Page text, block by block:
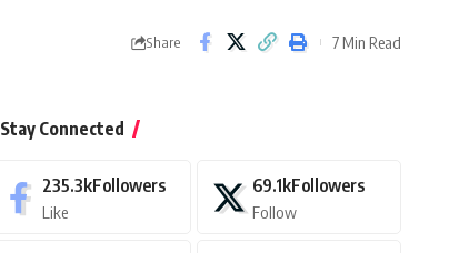
Share 7 Min Read
Stay Connected
235.3kFollowers
Like
69.1kFollowers
Follow